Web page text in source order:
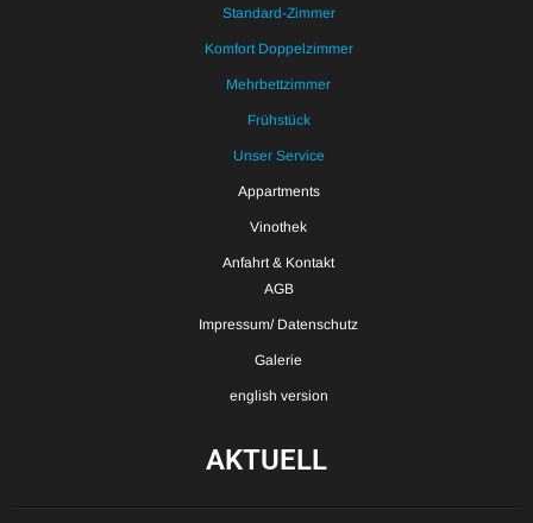
Standard-Zimmer
Komfort Doppelzimmer
Mehrbettzimmer
Frühstück
Unser Service
Appartments
Vinothek
Anfahrt & Kontakt
AGB
Impressum/ Datenschutz
Galerie
english version
AKTUELL